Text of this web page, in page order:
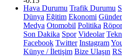
Hava Durumu Trafik Durumu
Dünya Eğitim Ekonomi
Medya Otomobil Politika
Son Dakika Spor Videolar
Facebook Twitter Instagram
Künye / İletişim Bize Ulaşın